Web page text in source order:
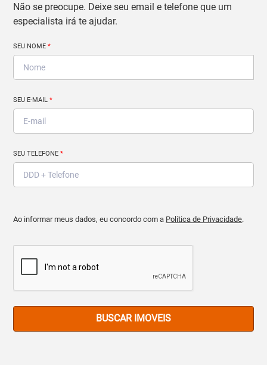
Não se preocupe. Deixe seu email e telefone que um
especialista irá te ajudar.
SEU NOME*
SEU E-MAIL*
SEU TELEFONE*
Ao informar meus dados, eu concordo com a Política de Privacidade.
BUSCAR IMOVEIS